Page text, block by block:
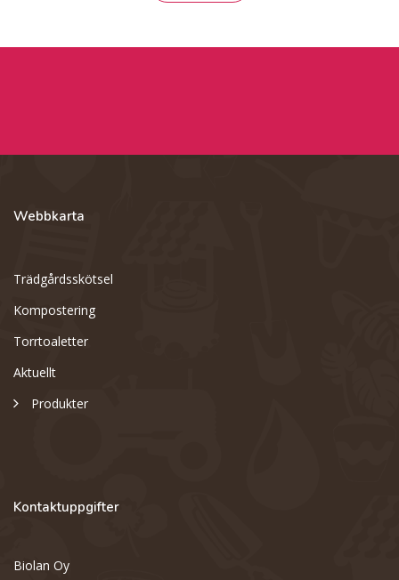
Webbkarta
Trädgårdsskötsel
Kompostering
Torrtoaletter
Aktuellt
Produkter
Kontaktuppgifter
Biolan Oy